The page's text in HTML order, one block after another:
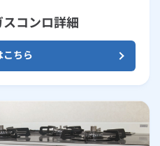
コンロ詳細
こちら